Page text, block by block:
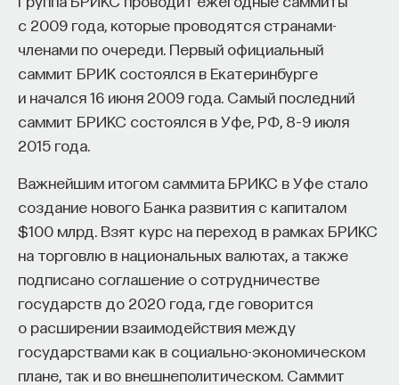
с 2009 года, которые проводятся странами-
членами по очереди. Первый официальный
саммит БРИК состоялся в Екатеринбурге
и начался 16 июня 2009 года. Самый последний
саммит БРИКС состоялся в Уфе, РФ, 8–9 июля
2015 года.
Важнейшим итогом саммита БРИКС в Уфе стало
создание нового Банка развития с капиталом
$100 млрд. Взят курс на переход в рамках БРИКС
на торговлю в национальных валютах, а также
подписано соглашение о сотрудничестве
государств до 2020 года, где говорится
о расширении взаимодействия между
государствами как в социально-экономическом
плане, так и во внешнеполитическом. Саммит
к сложному мышлению. Третья — развитие
общества, вклад в то, каким оно будет.
И четвертая — социальная эффективность,
то есть забота о том, как человек будет работать
за пределами университета и насколько
эффективным окажется в команде и профессии.
Университет не всегда может точно
предсказать, какие именно рабочие места ждут
выпускника, но сама эта оптика тоже остается
отдельной идеологией. В зависимости от того,
в какой из этих логик работает университет,
у него будут совершенно разные ответы
на вопрос о целях образования».
Университет должен строить
будущее
придумывать новые способы постройки
автомобилей, выращивания картофеля,
организации образования и самой науки.
Эти обычные люди впервые обрели такую
возможность, и это было большим сдвигом.
Либерализм против иерархии, которая
доминировала над аграрными обществами
начиная с аграрной революции. Люди
получили возможность идти вперед.
В более старых обществах иерархии
(мужчины — женщины, лорды — рабы,
богатые — бедные) стоят на месте.
Вы не можете двигаться, идти вперед,